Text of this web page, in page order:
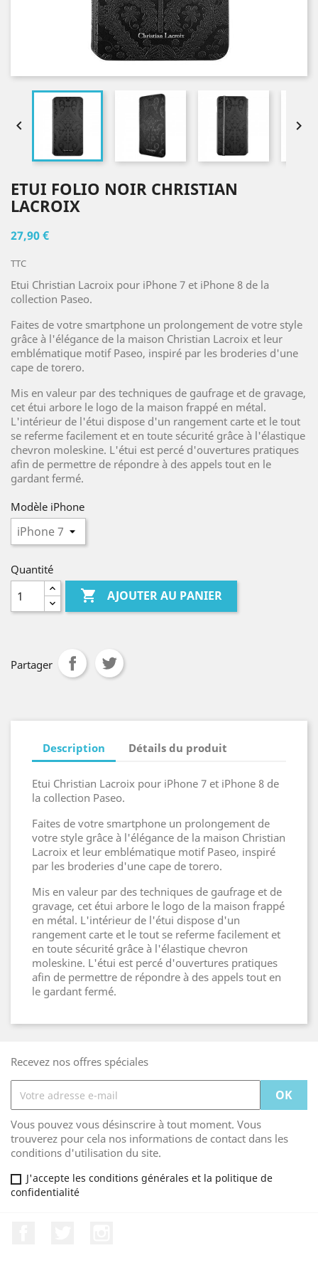
 
ETUI FOLIO NOIR CHRISTIAN
LACROIX
27,90 €
TTC
Etui Christian Lacroix pour iPhone 7 et iPhone 8 de la
collection Paseo.
Faites de votre smartphone un prolongement de votre style
grâce à l'élégance de la maison Christian Lacroix et leur
emblématique motif Paseo, inspiré par les broderies d'une
cape de torero.
Mis en valeur par des techniques de gaufrage et de gravage,
cet étui arbore le logo de la maison frappé en métal.
L'intérieur de l'étui dispose d'un rangement carte et le tout
se referme facilement et en toute sécurité grâce à l'élastique
chevron moleskine. L'étui est percé d'ouvertures pratiques
afin de permettre de répondre à des appels tout en le
gardant fermé.
Modèle iPhone
Quantité
 AJOUTER AU PANIER
Partager
Description Détails du produit
Etui Christian Lacroix pour iPhone 7 et iPhone 8 de
la collection Paseo.
Faites de votre smartphone un prolongement de
votre style grâce à l'élégance de la maison Christian
Lacroix et leur emblématique motif Paseo, inspiré
par les broderies d'une cape de torero.
Mis en valeur par des techniques de gaufrage et de
gravage, cet étui arbore le logo de la maison frappé
en métal. L'intérieur de l'étui dispose d'un
rangement carte et le tout se referme facilement et
en toute sécurité grâce à l'élastique chevron
moleskine. L'étui est percé d'ouvertures pratiques
afin de permettre de répondre à des appels tout en
le gardant fermé.
Recevez nos offres spéciales
Vous pouvez vous désinscrire à tout moment. Vous
trouverez pour cela nos informations de contact dans les
conditions d'utilisation du site.
J'accepte les conditions générales et la politique de
confidentialité